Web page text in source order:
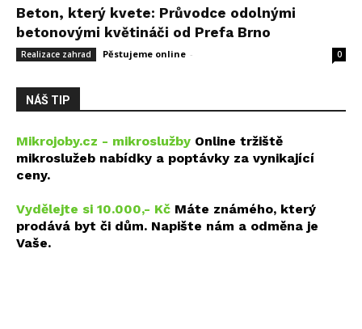
Beton, který kvete: Průvodce odolnými
betonovými květináči od Prefa Brno
Realizace zahrad Pěstujeme online - 0
NÁŠ TIP
Mikrojoby.cz - mikroslužby Online tržiště
mikroslužeb nabídky a poptávky za vynikající
ceny.
Vydělejte si 10.000,- Kč Máte známého, který
prodává byt či dům. Napište nám a odměna je
Vaše.